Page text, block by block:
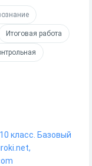
Итоговая работа
класс. Базовый